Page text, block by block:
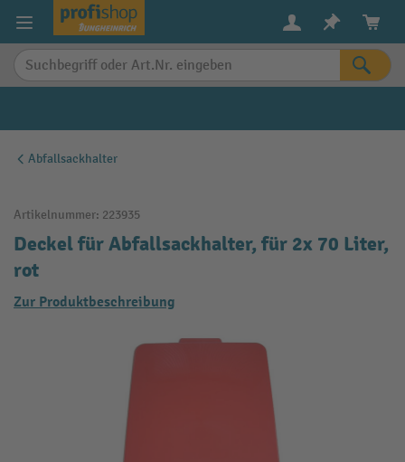
springen
Abfallsackhalter
Artikelnummer: 223935
Deckel für Abfallsackhalter, für 2x 70 Liter,
rot
Zur Produktbeschreibung